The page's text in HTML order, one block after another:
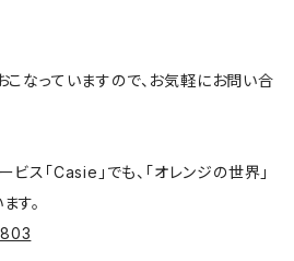
こなっていますので、お気軽にお問い合
ス「Casie」でも、「オレンジの世界」
す。